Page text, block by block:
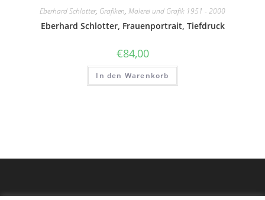
Eberhard Schlotter, Grafiken, Malerei und Grafik 1951 - 2000
Eberhard Schlotter, Frauenportrait, Tiefdruck
€84,00
In den Warenkorb